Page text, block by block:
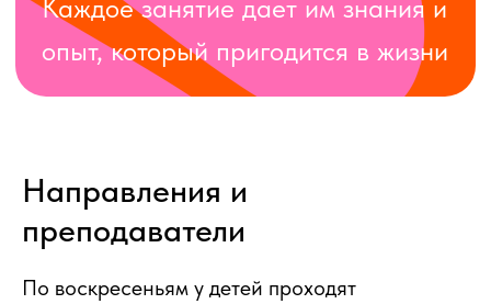
Направления и
преподаватели
По воскресеньям у детей проходят